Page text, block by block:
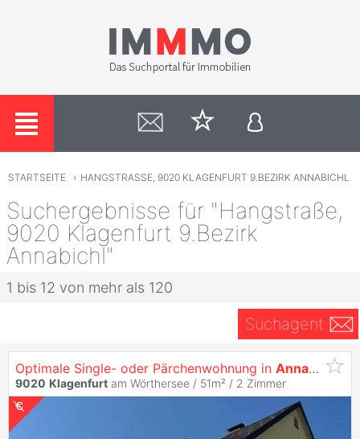
STARTSEITE › HANGSTRASSE, 9020 KLAGENFURT 9.BEZIRK ANNABICHL
Suchergebnisse für "Hangstraße,
9020 Klagenfurt 9.Bezirk
Annabichl"
1 bis 12 von mehr als 120
Suchagent
Optimale Single- oder Pärchenwohnung in Annabichl
9020 Klagenfurt am Wörthersee / 51m² / 2 Zimmer